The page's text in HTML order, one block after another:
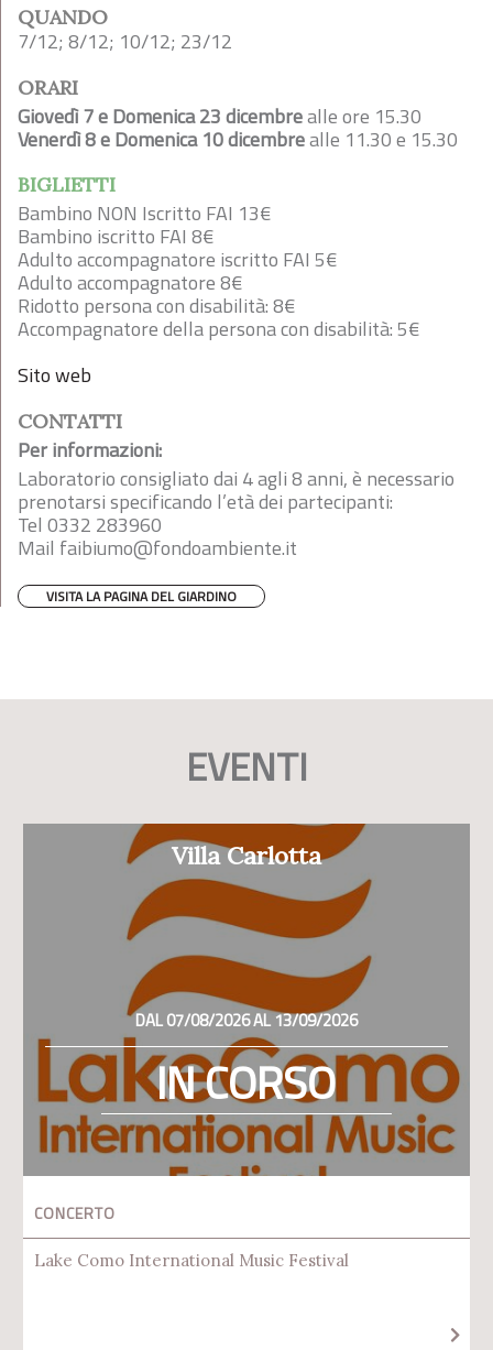
QUANDO
7/12; 8/12; 10/12; 23/12
ORARI
Giovedì 7 e Domenica 23 dicembrealle ore 15.30
Venerdì 8 e Domenica 10 dicembrealle 11.30 e 15.30
BIGLIETTI
Bambino NON Iscritto FAI 13€
Bambino iscritto FAI 8€
Adulto accompagnatore iscritto FAI 5€
Adulto accompagnatore 8€
Ridotto persona con disabilità: 8€
Accompagnatore della persona con disabilità: 5€
Sito web
CONTATTI
Per informazioni:
Laboratorio consigliato dai 4 agli 8 anni, è necessario
prenotarsi specificando l’età dei partecipanti:
Tel 0332 283960
Mail faibiumo@fondoambiente.it
VISITA LA PAGINA DEL GIARDINO
EVENTI
Villa Carlotta
DAL 07/08/2026 AL 13/09/2026
IN CORSO
CONCERTO
Lake Como International Music Festival